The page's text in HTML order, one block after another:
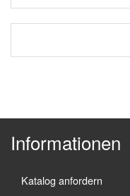
Informationen
Katalog anfordern